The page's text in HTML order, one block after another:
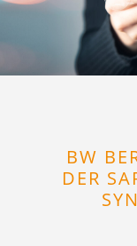
BW
DER